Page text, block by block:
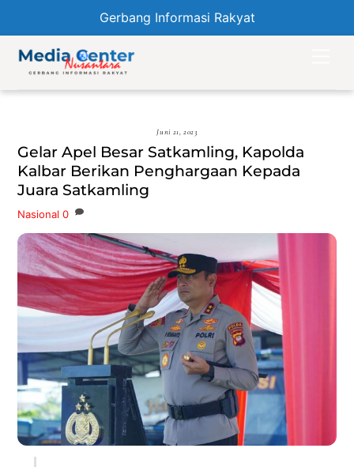
Gerbang Informasi Rakyat
content
Juni 21, 2023
Gelar Apel Besar Satkamling, Kapolda
Kalbar Berikan Penghargaan Kepada
Juara Satkamling
Nasional 0